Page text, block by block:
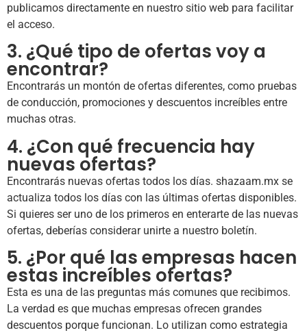
publicamos directamente en nuestro sitio web para facilitar
el acceso.
3. ¿Qué tipo de ofertas voy a
encontrar?
Encontrarás un montón de ofertas diferentes, como pruebas
de conducción, promociones y descuentos increíbles entre
muchas otras.
4. ¿Con qué frecuencia hay
nuevas ofertas?
Encontrarás nuevas ofertas todos los días. shazaam.mx se
actualiza todos los días con las últimas ofertas disponibles.
Si quieres ser uno de los primeros en enterarte de las nuevas
ofertas, deberías considerar unirte a nuestro boletín.
5. ¿Por qué las empresas hacen
estas increíbles ofertas?
Esta es una de las preguntas más comunes que recibimos.
La verdad es que muchas empresas ofrecen grandes
descuentos porque funcionan. Lo utilizan como estrategia